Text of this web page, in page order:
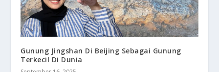
Gunung Jingshan Di Beijing Sebagai Gunung
Terkecil Di Dunia